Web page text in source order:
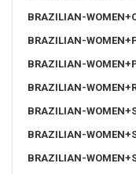
BRAZILIAN-
BRAZILIAN-
BRAZILIAN-
BRAZILIAN-
BRAZILIAN-
BRAZILIAN-
BRAZILIAN-